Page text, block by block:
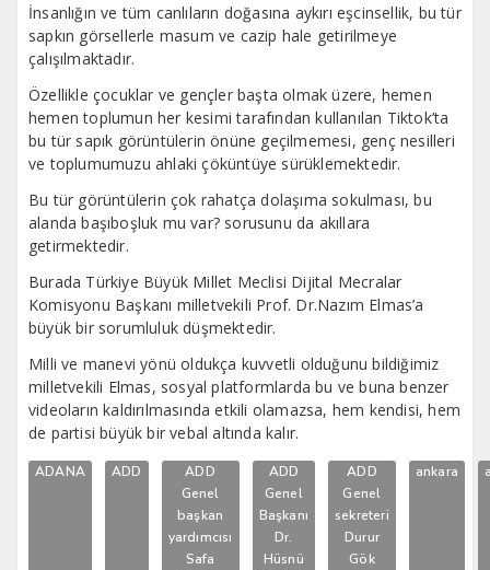
İnsanlığın ve tüm canlıların doğasına aykırı eşcinsellik, bu tür
sapkın görsellerle masum ve cazip hale getirilmeye
çalışılmaktadır.
Özellikle çocuklar ve gençler başta olmak üzere, hemen
hemen toplumun her kesimi tarafından kullanılan Tiktok’ta
bu tür sapık görüntülerin önüne geçilmemesi, genç nesilleri
ve toplumumuzu ahlaki çöküntüye sürüklemektedir.
Bu tür görüntülerin çok rahatça dolaşıma sokulması, bu
alanda başıboşluk mu var? sorusunu da akıllara
getirmektedir.
Burada Türkiye Büyük Millet Meclisi Dijital Mecralar
Komisyonu Başkanı milletvekili Prof. Dr.Nazım Elmas’a
büyük bir sorumluluk düşmektedir.
Milli ve manevi yönü oldukça kuvvetli olduğunu bildiğimiz
milletvekili Elmas, sosyal platformlarda bu ve buna benzer
videoların kaldırılmasında etkili olamazsa, hem kendisi, hem
de partisi büyük bir vebal altında kalır.
ADANA ADD
ADD
Genel
başkan
yardımcısı
Safa
ADD
Genel
Başkanı
Dr.
Hüsnü
ADD
Genel
sekreteri
Durur
Gök
ankara